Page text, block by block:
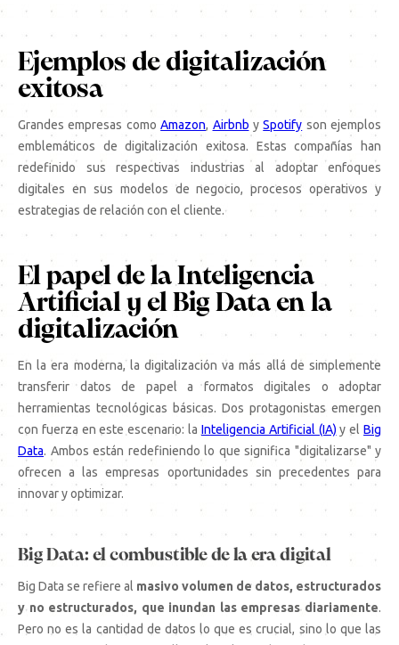
Ejemplos de digitalización
exitosa
Grandes empresas comoAmazon, Airbnb ySpotify son ejemplos
emblemáticos de digitalización exitosa. Estas compañías han
redefinido sus respectivas industrias al adoptar enfoques
digitales en sus modelos de negocio, procesos operativos y
estrategias de relación con el cliente.
El papel de la Inteligencia
Artificial y el Big Data en la
digitalización
En la era moderna, la digitalización va más allá de simplemente
transferir datos de papel a formatos digitales o adoptar
herramientas tecnológicas básicas. Dos protagonistas emergen
con fuerza en este escenario: la Inteligencia Artificial (IA) y elBig
Data. Ambos están redefiniendo lo que significa "digitalizarse" y
ofrecen a las empresas oportunidades sin precedentes para
innovar y optimizar.
Big Data: el combustible de la era digital
Big Data se refiere al masivo volumen de datos, estructurados
y no estructurados, que inundan las empresas diariamente.
Pero no es la cantidad de datos lo que es crucial, sino lo que las